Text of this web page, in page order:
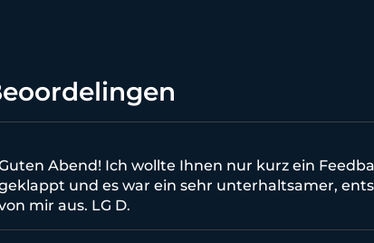
Abend! Ich wollte Ihnen nur kurz ein
und es war ein sehr unterhaltsamer,
mir aus. LG D.